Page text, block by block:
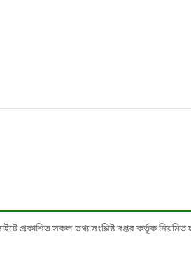
প্রকাশিত সকল তথ্য সংশ্লিষ্ট দপ্তর কর্তৃক নিয়মিত